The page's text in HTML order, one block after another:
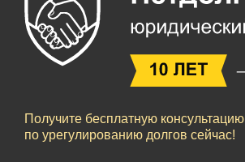
Получите бесплатную консультацию
по урегулированию долгов сейчас!